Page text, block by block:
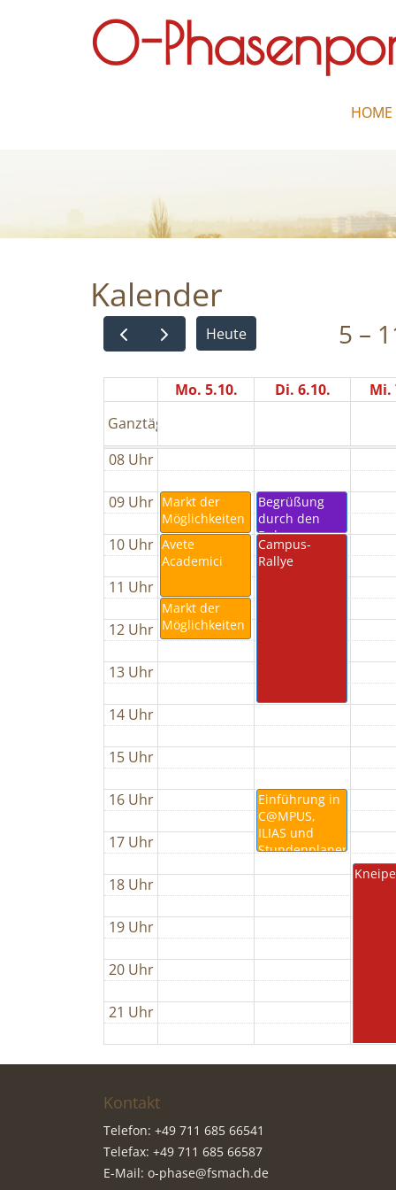
O-
HOME
Kalender
Heute 5 –
Mo. 5.10. Di. 6.10.
Mi.
Ganztägig
08 Uhr
09 Uhr
10 Uhr
11 Uhr
12 Uhr
13 Uhr
14 Uhr
15 Uhr
16 Uhr
17 Uhr
18 Uhr
19 Uhr
20 Uhr
21 Uhr
Markt der
Möglichkeiten
Avete
Academici
Markt der
Möglichkeiten
Begrüßung
durch den
Dekan
Campus-
Rallye
Einführung in
C@MPUS,
ILIAS und
Stundenplanerstellung
Kontakt
Telefon: +49 711 685 66541
Telefax: +49 711 685 66587
E-Mail: o-phase@fsmach.de